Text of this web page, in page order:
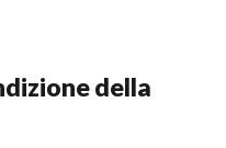
della